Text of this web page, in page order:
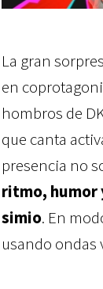
La gran
en
hombros de
que canta
presencia no
ritmo, humor
simio. En
usando ondas